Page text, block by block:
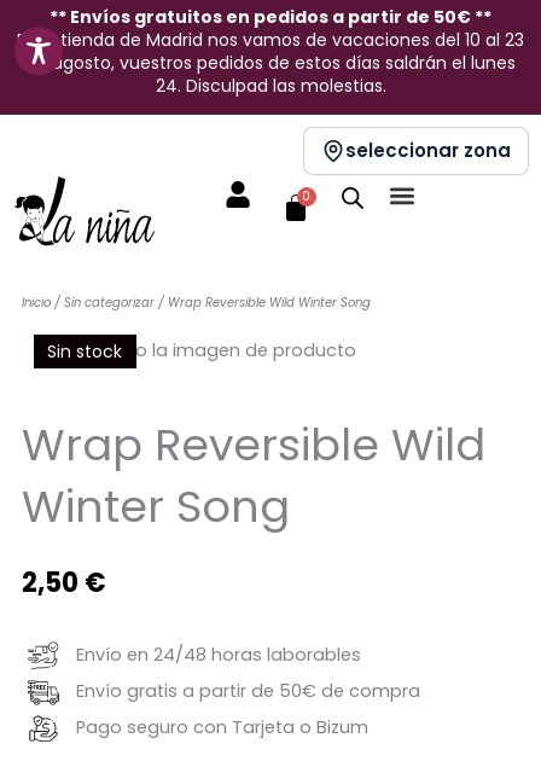
contenido
** Envíos gratuitos en pedidos a partir de 50€ **
En la tienda de Madrid nos vamos de vacaciones del 10 al 23
de agosto, vuestros pedidos de estos días saldrán el lunes
24. Disculpad las molestias.
seleccionar zona
0
Carrito
Inicio/ Sin categorizar/ Wrap Reversible Wild Winter Song
Sin stock
Wrap Reversible Wild
Winter Song
2,50 €
Envío en 24/48 horas laborables
Envío gratis a partir de 50€ de compra
Pago seguro con Tarjeta o Bizum